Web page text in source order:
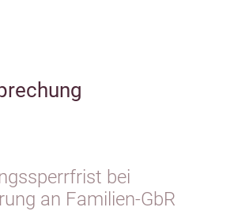
bei
an Familien-GbR